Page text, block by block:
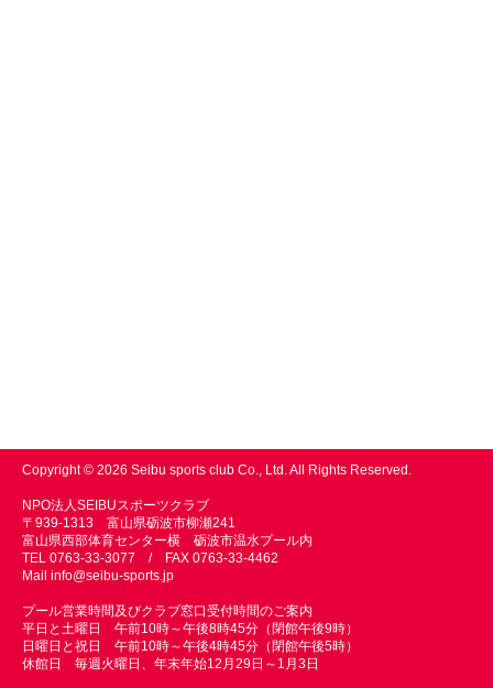
Copyright © 2026 Seibu sports club Co., Ltd. All Rights Reserved.
NPO法人SEIBUスポーツクラブ
〒939-1313 富山県砺波市柳瀬241
富山県西部体育センター横 砺波市温水プール内
TEL 0763-33-3077 / FAX 0763-33-4462
Mail info@seibu-sports.jp
プール営業時間及びクラブ窓口受付時間のご案内
平日と土曜日 午前10時～午後8時45分（閉館午後9時）
日曜日と祝日 午前10時～午後4時45分（閉館午後5時）
休館日 毎週火曜日、年末年始12月29日～1月3日